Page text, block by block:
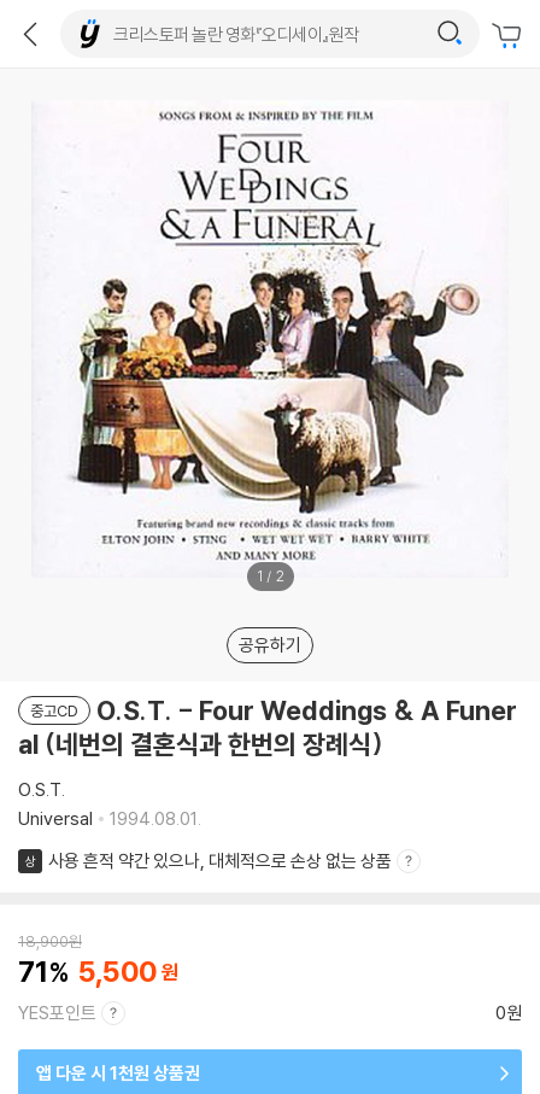
1 / 2
공유하기
중고CD
O.S.T. - Four Weddings & A Funer
al (네번의 결혼식과 한번의 장례식)
O.S.T.
Universal
1994.08.01.
상 사용 흔적 약간 있으나, 대체적으로 손상 없는 상품
18,900원
71 5,500
YES포인트 0원
앱 다운 시 1천원 상품권